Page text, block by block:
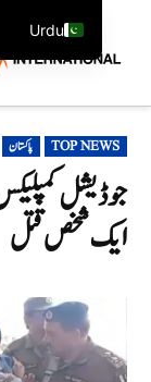
POSTED
IN
TOP NEWS پاکستان
جوڈیشل
ایک شخص قتل
Urdu
English